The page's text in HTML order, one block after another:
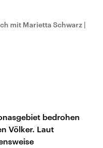
mit Marietta Schwarz |
bedrohen
Völker. Laut